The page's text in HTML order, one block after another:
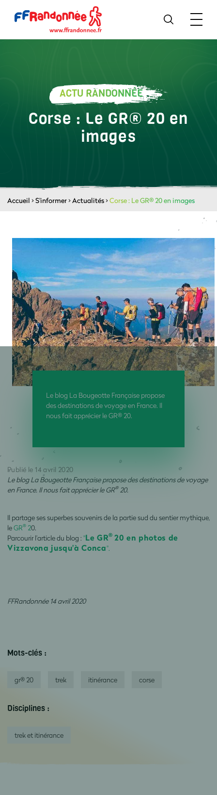
ACTU RANDONNÉE
Corse : Le GR® 20 en
images
Accueil >S'informer>Actualités>Corse : Le GR® 20 en images
Le blog La Bougeotte Française propose
des destinations de voyage en France. Il
nous fait apprécier le GR® 20.
Publié le 14 avril 2020
Le blog La Bougeotte Française propose des destinations de voyage
en France. Il nous fait apprécier le GR®20.
Il partage ses superbes souvenirs de la partie sud du sentier mythique,
leGR® 20.
Parcourir l’article du blog : "Le GR®20 en photos de
Vizzavona jusqu'à Conca".
FFRandonnée 14 avril 2020
Mots-clés :
gr® 20 trek itinérance corse
Disciplines :
trek et itinérance